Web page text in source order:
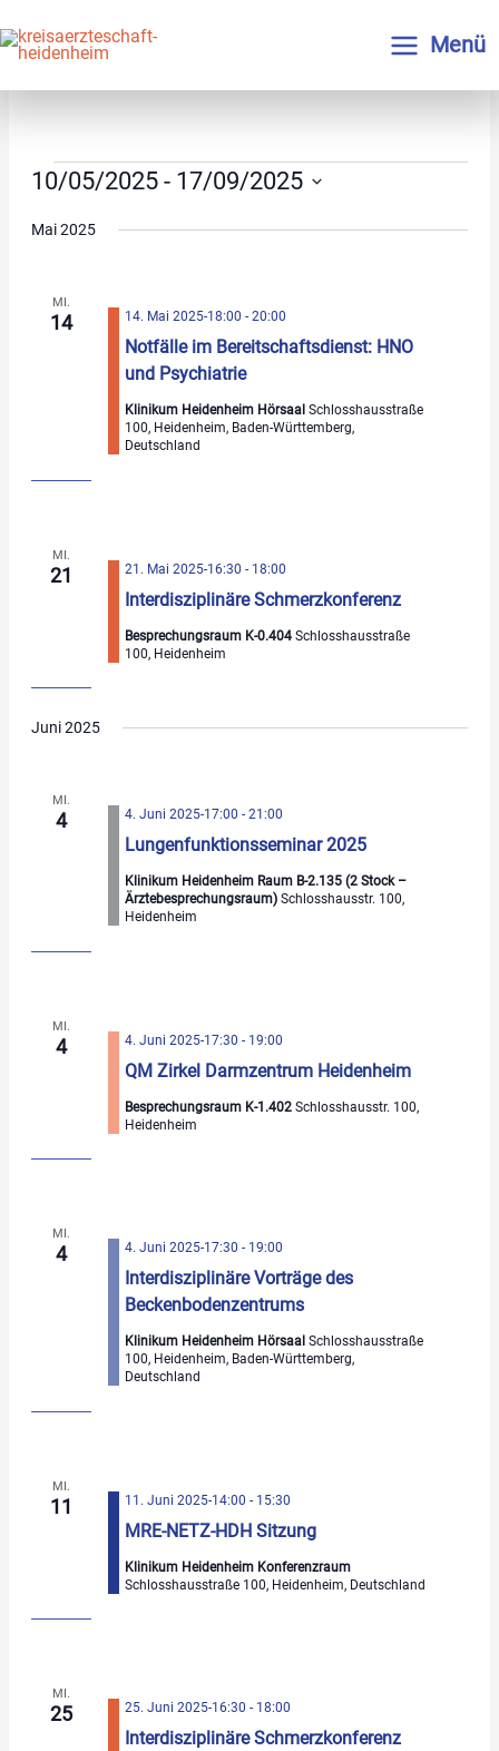
Inhalt
springen
Menü
Veranstaltungen
Ansichten-
Navigation
Veranstaltung
Ansichten-
Navigation
10/05/2025 - 17/09/2025
wählen.
Mai 2025
MI.
14
Notfälle im Bereitschaftsdienst: HNO
und Psychiatrie
14. Mai 2025-18:00 -20:00
Klinikum Heidenheim HörsaalSchlosshausstraße
100, Heidenheim, Baden-Württemberg,
Deutschland
MI.
21
Interdisziplinäre Schmerzkonferenz
21. Mai 2025-16:30 - 18:00
Besprechungsraum K-0.404Schlosshausstraße
100, Heidenheim
Juni 2025
MI.
4
Lungenfunktionsseminar 2025
4. Juni 2025-17:00 -21:00
Klinikum Heidenheim Raum B-2.135 (2 Stock –
Ärztebesprechungsraum)Schlosshausstr. 100,
Heidenheim
MI.
4
QM Zirkel Darmzentrum Heidenheim
4. Juni 2025-17:30 - 19:00
Besprechungsraum K-1.402Schlosshausstr. 100,
Heidenheim
MI.
4
Interdisziplinäre Vorträge des
Beckenbodenzentrums
4. Juni 2025-17:30 - 19:00
Klinikum Heidenheim HörsaalSchlosshausstraße
100, Heidenheim, Baden-Württemberg,
Deutschland
MI.
11
MRE-NETZ-HDH Sitzung
11. Juni 2025-14:00 - 15:30
Klinikum Heidenheim Konferenzraum
Schlosshausstraße 100, Heidenheim, Deutschland
MI.
25
Interdisziplinäre Schmerzkonferenz
25. Juni 2025-16:30 - 18:00